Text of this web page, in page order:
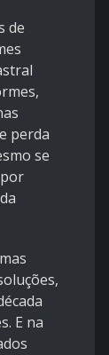
de
perda
se
E na